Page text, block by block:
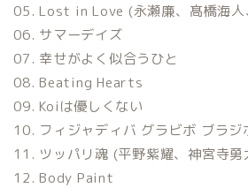
05. Lost in Love (永瀬廉、髙橋海人
06. サマーデイズ
07. 幸せがよく似合うひと
08. Beating Hearts
09. Koiは優しくない
10. フィジャディバ グラビボ ブラジ
11. ツッパリ魂 (平野紫耀、神宮寺勇
12. Body Paint